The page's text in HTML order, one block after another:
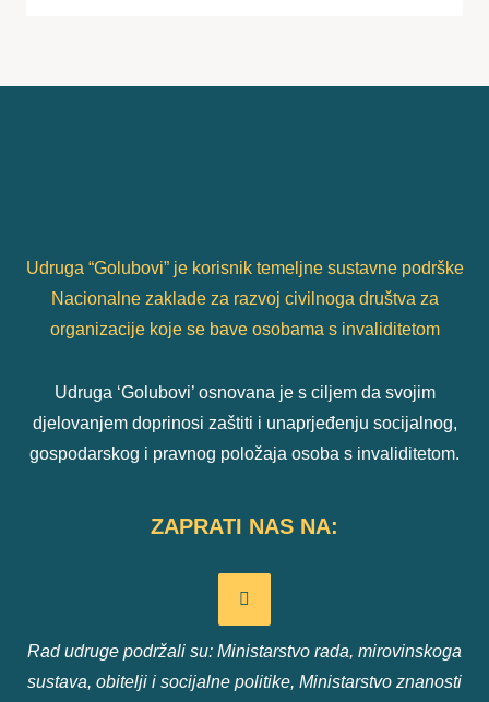
Udruga “Golubovi” je korisnik temeljne sustavne podrške
Nacionalne zaklade za razvoj civilnoga društva za
organizacije koje se bave osobama s invaliditetom
Udruga ‘Golubovi’ osnovana je s ciljem da svojim
djelovanjem doprinosi zaštiti i unaprjeđenju socijalnog,
gospodarskog i pravnog položaja osoba s invaliditetom.
ZAPRATI NAS NA:
Rad udruge podržali su: Ministarstvo rada, mirovinskoga
sustava, obitelji i socijalne politike, Ministarstvo znanosti